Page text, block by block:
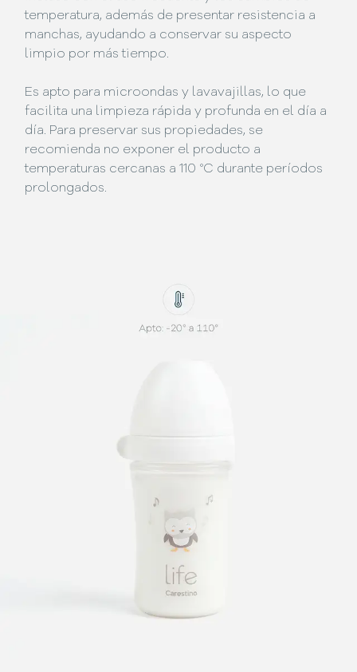
temperatura, además de presentar resistencia a
manchas, ayudando a conservar su aspecto
limpio por más tiempo.
Es apto para microondas y lavavajillas, lo que
facilita una limpieza rápida y profunda en el día a
día. Para preservar sus propiedades, se
recomienda no exponer el producto a
temperaturas cercanas a 110 °C durante períodos
prolongados.